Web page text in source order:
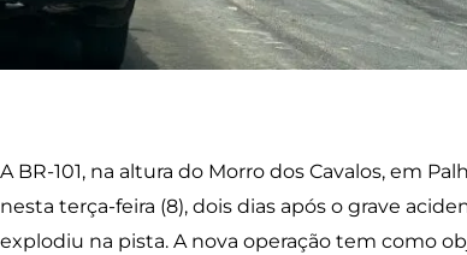
A BR-101, na altura do Morro dos Cavalos, em
nesta terça-feira (8), dois dias após o grave
explodiu na pista. A nova operação tem como